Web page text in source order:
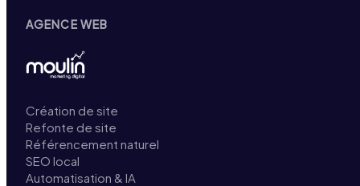
AGENCE WEB
Création de site
Refonte de site
Référencement naturel
SEO local
Automatisation & IA